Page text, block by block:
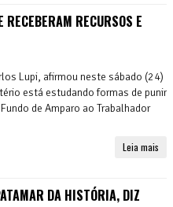
RECEBERAM RECURSOS E
Lupi, afirmou neste sábado (24)
está estudando formas de punir
de Amparo ao Trabalhador
Leia mais
DA HISTÓRIA, DIZ